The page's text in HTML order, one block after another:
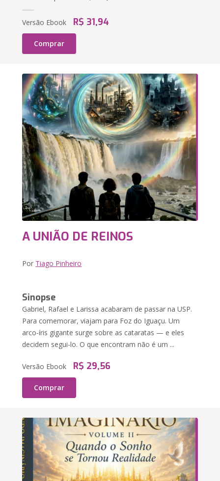
Versão Ebook R$ 31,94
Comprar
A UNIÃO DE REINOS
Por Tiago Pinheiro
Sinopse
Gabriel, Rafael e Larissa acabaram de passar na USP.
Para comemorar, viajam para Foz do Iguaçu. Um
arco-íris gigante surge sobre as cataratas — e eles
decidem segui-lo. O que encontram não é um ...
Versão Ebook R$ 29,56
Comprar